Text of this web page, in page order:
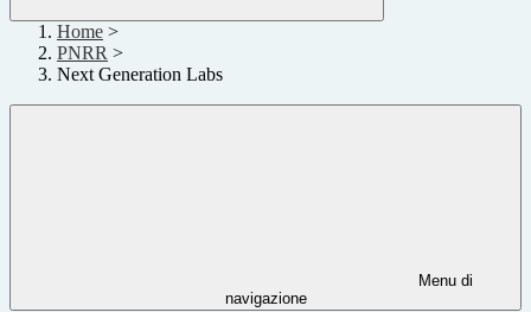
Home >
PNRR >
Next Generation Labs
Menu di
navigazione